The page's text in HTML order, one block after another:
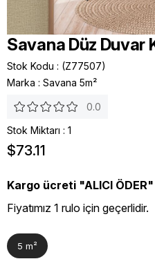
Savana Düz Duvar
Stok Kodu
(Z77507)
Marka : Savana 5m²
0.0
Stok Miktarı : 1
$73.11
Kargo ücreti "ALICI
Fiyatımız 1 rulo için geçerlidir.
5 m²